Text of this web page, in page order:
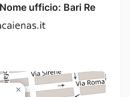
ufficio: Bari Re
×